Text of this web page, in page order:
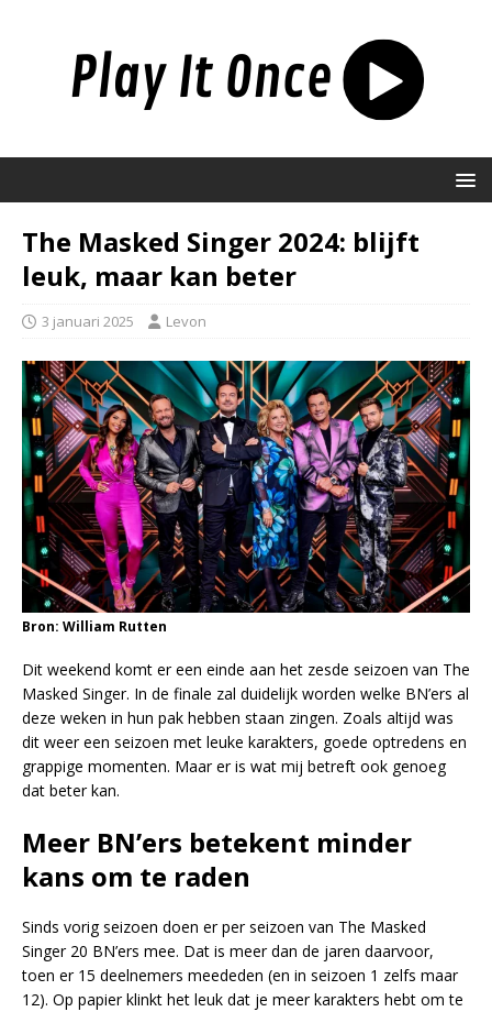
The Masked Singer 2024: blijft
leuk, maar kan beter
3 januari 2025 Levon
Bron: William Rutten
Dit weekend komt er een einde aan het zesde seizoen van The
Masked Singer. In de finale zal duidelijk worden welke BN’ers al
deze weken in hun pak hebben staan zingen. Zoals altijd was
dit weer een seizoen met leuke karakters, goede optredens en
grappige momenten. Maar er is wat mij betreft ook genoeg
dat beter kan.
Meer BN’ers betekent minder
kans om te raden
Sinds vorig seizoen doen er per seizoen van The Masked
Singer 20 BN’ers mee. Dat is meer dan de jaren daarvoor,
toen er 15 deelnemers meededen (en in seizoen 1 zelfs maar
12). Op papier klinkt het leuk dat je meer karakters hebt om te